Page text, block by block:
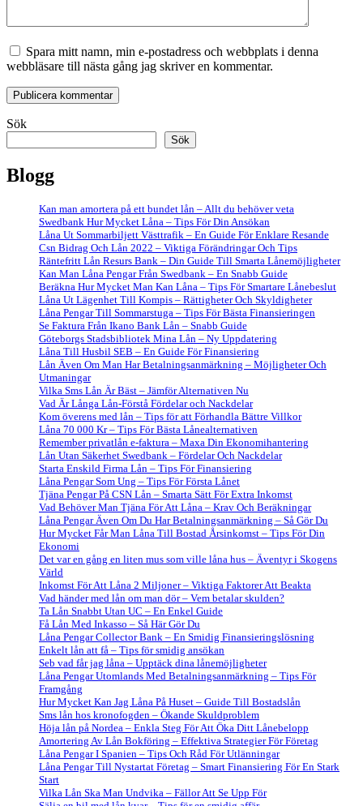
Spara mitt namn, min e-postadress och webbplats i denna
webbläsare till nästa gång jag skriver en kommentar.
Sök
Sök
Blogg
Kan man amortera på ett bundet lån – Allt du behöver veta
Swedbank Hur Mycket Låna – Tips För Din Ansökan
Låna Ut Sommarbiljett Västtrafik – En Guide För Enklare Resande
Csn Bidrag Och Lån 2022 – Viktiga Förändringar Och Tips
Räntefritt Lån Resurs Bank – Din Guide Till Smarta Lånemöjligheter
Kan Man Låna Pengar Från Swedbank – En Snabb Guide
Beräkna Hur Mycket Man Kan Låna – Tips För Smartare Lånebeslut
Låna Ut Lägenhet Till Kompis – Rättigheter Och Skyldigheter
Låna Pengar Till Sommarstuga – Tips För Bästa Finansieringen
Se Faktura Från Ikano Bank Lån – Snabb Guide
Göteborgs Stadsbibliotek Mina Lån – Ny Uppdatering
Låna Till Husbil SEB – En Guide För Finansiering
Lån Även Om Man Har Betalningsanmärkning – Möjligheter Och
Utmaningar
Vilka Sms Lån Är Bäst – Jämför Alternativen Nu
Vad Är Långa Lån-Förstå Fördelar och Nackdelar
Kom överens med lån – Tips för att Förhandla Bättre Villkor
Låna 70 000 Kr – Tips För Bästa Lånealternativen
Remember privatlån e-faktura – Maxa Din Ekonomihantering
Lån Utan Säkerhet Swedbank – Fördelar Och Nackdelar
Starta Enskild Firma Lån – Tips För Finansiering
Låna Pengar Som Ung – Tips För Första Lånet
Tjäna Pengar På CSN Lån – Smarta Sätt För Extra Inkomst
Vad Behöver Man Tjäna För Att Låna – Krav Och Beräkningar
Låna Pengar Även Om Du Har Betalningsanmärkning – Så Gör Du
Hur Mycket Får Man Låna Till Bostad Årsinkomst – Tips För Din
Ekonomi
Det var en gång en liten mus som ville låna hus – Äventyr i Skogens
Värld
Inkomst För Att Låna 2 Miljoner – Viktiga Faktorer Att Beakta
Vad händer med lån om man dör – Vem betalar skulden?
Ta Lån Snabbt Utan UC – En Enkel Guide
Få Lån Med Inkasso – Så Här Gör Du
Låna Pengar Collector Bank – En Smidig Finansieringslösning
Enkelt lån att få – Tips för smidig ansökan
Seb vad får jag låna – Upptäck dina lånemöjligheter
Låna Pengar Utomlands Med Betalningsanmärkning – Tips För
Framgång
Hur Mycket Kan Jag Låna På Huset – Guide Till Bostadslån
Sms lån hos kronofogden – Ökande Skuldproblem
Höja lån på Nordea – Enkla Steg För Att Öka Ditt Lånebelopp
Amortering Av Lån Bokföring – Effektiva Strategier För Företag
Låna Pengar I Spanien – Tips Och Råd För Utlänningar
Låna Pengar Till Nystartat Företag – Smart Finansiering För En Stark
Start
Vilka Lån Ska Man Undvika – Fällor Att Se Upp För